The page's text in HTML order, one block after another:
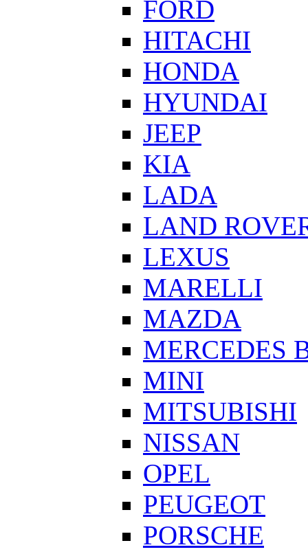
FORD
HITACHI
HONDA
HYUNDAI
JEEP
KIA
LADA
LAND
LEXUS
MARELLI
MAZDA
MERCEDES
MINI
MITSUBISHI
NISSAN
OPEL
PEUGEOT
PORSCHE